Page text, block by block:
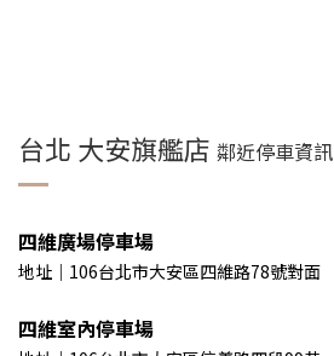
台北 大安旗艦店 鄰近停車資訊
四維廣場停車場
地址｜106台北市大安區四維路78號對面
四維室內停車場